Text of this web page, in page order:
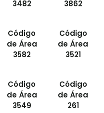
3482
3862
Código
de Área
3582
Código
de Área
3521
Código
de Área
3549
Código
de Área
261